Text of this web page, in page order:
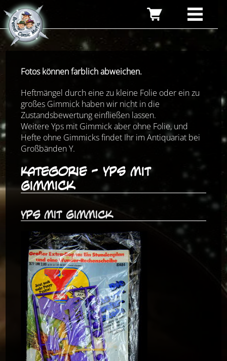
Fotos können farblich abweichen.
Heftmängel durch eine zu kleine Folie oder ein zu
großes Gimmick haben wir nicht in die
Zustandsbewertung einfließen lassen.
Weitere Yps mit Gimmick aber ohne Folie, und
Hefte ohne Gimmicks findet Ihr im Antiquariat bei
Großbänden Y.
Kategorie - Yps mit
Gimmick
Yps mit Gimmick